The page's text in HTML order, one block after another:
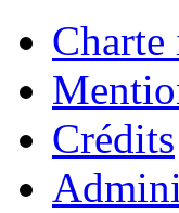
Crédits